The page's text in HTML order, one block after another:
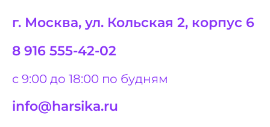
г. Москва, ул. Кольская 2, корпус 6
8 916 555-42-02
с 9:00 до 18:00 по будням
info@harsika.ru